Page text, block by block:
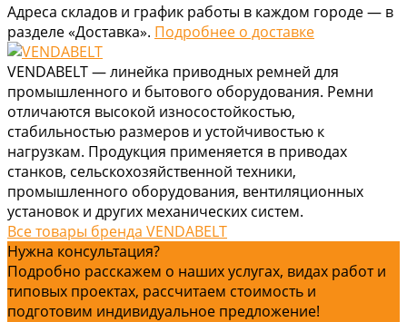
Адреса складов и график работы в каждом городе — в
разделе «Доставка». Подробнее о доставке
VENDABELT — линейка приводных ремней для
промышленного и бытового оборудования. Ремни
отличаются высокой износостойкостью,
стабильностью размеров и устойчивостью к
нагрузкам. Продукция применяется в приводах
станков, сельскохозяйственной техники,
промышленного оборудования, вентиляционных
установок и других механических систем.
Все товары бренда VENDABELT
Нужна консультация?
Подробно расскажем о наших услугах, видах работ и
типовых проектах, рассчитаем стоимость и
подготовим индивидуальное предложение!